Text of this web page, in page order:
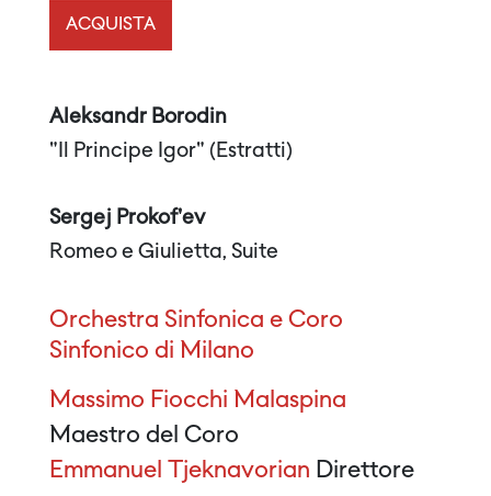
ACQUISTA
Aleksandr Borodin
"Il Principe Igor" (Estratti)
Sergej Prokof'ev
Romeo e Giulietta, Suite
Orchestra Sinfonica e Coro
Sinfonico di Milano
Massimo Fiocchi Malaspina
Maestro del Coro
Emmanuel Tjeknavorian Direttore